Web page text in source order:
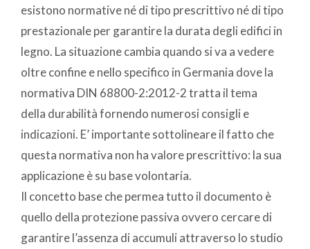
esistono normative né di tipo prescrittivo né di tipo
prestazionale per garantire la durata degli edifici in
legno. La situazione cambia quando si va a vedere
oltre confine e nello specifico in Germania dove la
normativa DIN 68800-2:2012-2 tratta il tema
della durabilità fornendo numerosi consigli e
indicazioni. E’ importante sottolineare il fatto che
questa normativa non ha valore prescrittivo: la sua
applicazione è su base volontaria.
Il concetto base che permea tutto il documento è
quello della protezione passiva ovvero cercare di
garantire l’assenza di accumuli attraverso lo studio